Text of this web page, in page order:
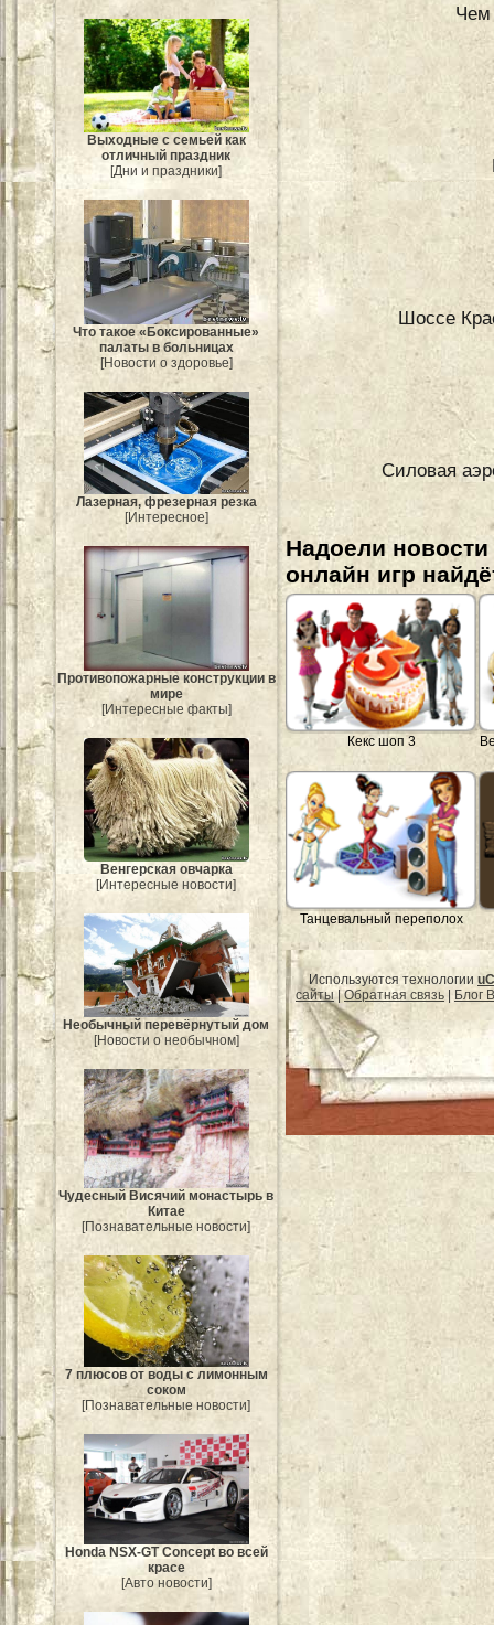
Выходные с семьей как
отличный праздник
[Дни и праздники]
Что такое «Боксированные»
палаты в больницах
[Новости о здоровье]
Лазерная, фрезерная резка
[Интересное]
Противопожарные конструкции в
мире
[Интересные факты]
Венгерская овчарка
[Интересные новости]
Необычный перевёрнутый дом
[Новости о необычном]
Чудесный Висячий монастырь в
Китае
[Познавательные новости]
7 плюсов от воды с лимонным
соком
[Познавательные новости]
Honda NSX-GT Concept во всей
красе
[Авто новости]
Чем
Шоссе
Силовая
Надоели
онлайн игр
Кекс шоп 3
Танцевальный переполох
Используются технологии
сайты|Обратная связь Блог